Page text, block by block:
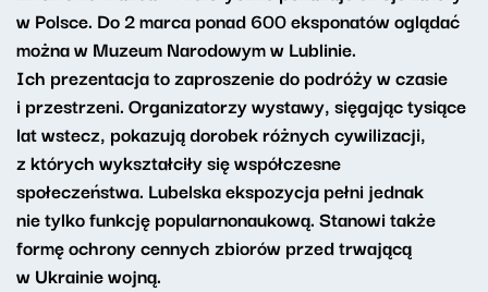
w Polsce. Do 2 marca ponad 600 eksponatów oglądać
można w Muzeum Narodowym w Lublinie.
Ich prezentacja to zaproszenie do podróży w czasie
i przestrzeni. Organizatorzy wystawy, sięgając tysiące
lat wstecz, pokazują dorobek różnych cywilizacji,
z których wykształciły się współczesne
społeczeństwa. Lubelska ekspozycja pełni jednak
nie tylko funkcję popularnonaukową. Stanowi także
formę ochrony cennych zbiorów przed trwającą
w Ukrainie wojną.